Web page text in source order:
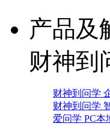
产品及
财神到
财神到问学
财神到问学
爱问学 PC本